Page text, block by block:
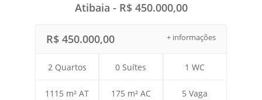
Atibaia - R$ 450.000,00
+ informações
R$ 450.000,00
2 Quartos 0 Suítes 1 WC
1115 m² AT 175 m² AC 5 Vaga